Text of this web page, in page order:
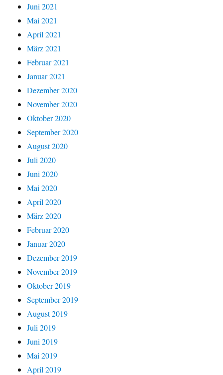
Juni 2021
Mai 2021
April 2021
März 2021
Februar 2021
Januar 2021
Dezember 2020
November 2020
Oktober 2020
September 2020
August 2020
Juli 2020
Juni 2020
Mai 2020
April 2020
März 2020
Februar 2020
Januar 2020
Dezember 2019
November 2019
Oktober 2019
September 2019
August 2019
Juli 2019
Juni 2019
Mai 2019
April 2019